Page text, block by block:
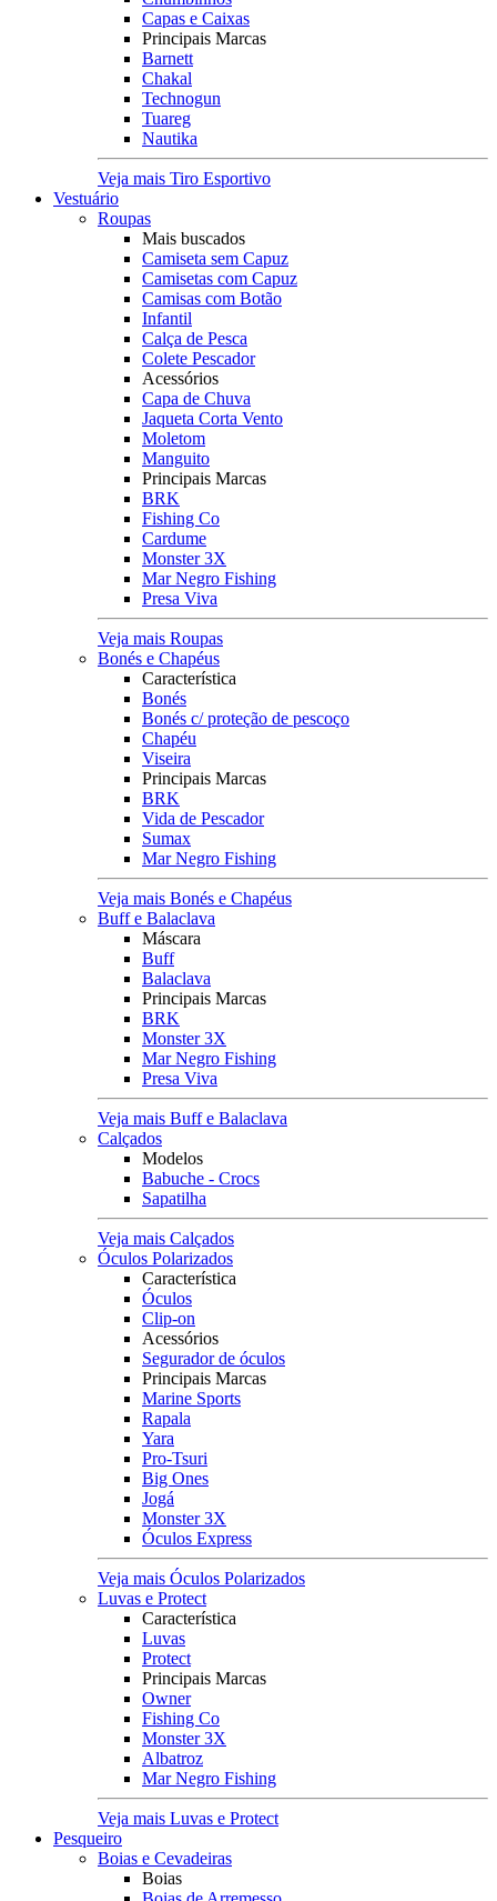
Capas e Caixas
Principais Marcas
Barnett
Chakal
Technogun
Tuareg
Nautika
Veja mais Tiro Esportivo
Vestuário
Roupas
Mais buscados
Camiseta sem Capuz
Camisetas com Capuz
Camisas com Botão
Infantil
Calça de Pesca
Colete Pescador
Acessórios
Capa de Chuva
Jaqueta Corta Vento
Moletom
Manguito
Principais Marcas
BRK
Fishing Co
Cardume
Monster 3X
Mar Negro Fishing
Presa Viva
Veja mais Roupas
Bonés e Chapéus
Característica
Bonés
Bonés c/ proteção de pescoço
Chapéu
Viseira
Principais Marcas
BRK
Vida de Pescador
Sumax
Mar Negro Fishing
Veja mais Bonés e Chapéus
Buff e Balaclava
Máscara
Buff
Balaclava
Principais Marcas
BRK
Monster 3X
Mar Negro Fishing
Presa Viva
Veja mais Buff e Balaclava
Calçados
Modelos
Babuche - Crocs
Sapatilha
Veja mais Calçados
Óculos Polarizados
Característica
Óculos
Clip-on
Acessórios
Segurador de óculos
Principais Marcas
Marine Sports
Rapala
Yara
Pro-Tsuri
Big Ones
Jogá
Monster 3X
Óculos Express
Veja mais Óculos Polarizados
Luvas e Protect
Característica
Luvas
Protect
Principais Marcas
Owner
Fishing Co
Monster 3X
Albatroz
Mar Negro Fishing
Veja mais Luvas e Protect
Pesqueiro
Boias e Cevadeiras
Boias